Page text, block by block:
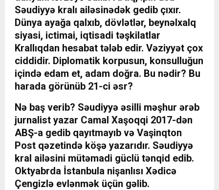
Səudiyyə kralı ailəsinədək gedib çıxır.
Dünya ayağa qalxıb, dövlətlər, beynəlxalq
siyasi, ictimai, iqtisadi təşkilatlar
Krallıqdan hesabat tələb edir. Vəziyyət çox
ciddidir. Diplomatik korpusun, konsulluğun
içində edam et, adam doğra. Bu nədir? Bu
harada görünüb 21-ci əsr?
Nə baş verib? Səudiyyə əsilli məşhur ərəb
jurnalist yazar Camal Xaşoqqi 2017-dən
ABŞ-a gedib qayıtmayıb və Vaşinqton
Post qəzetində köşə yazarıdır. Səudiyyə
kral ailəsini mütəmadi güclü tənqid edib.
Oktyabrda İstanbula nişanlısı Xədicə
Çengizlə evlənmək üçün gəlib.